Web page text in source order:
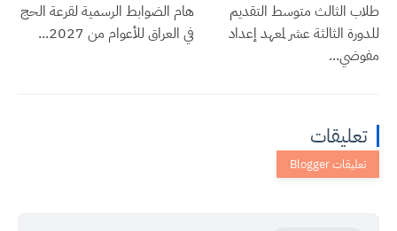
طلاب الثالث متوسط التقديم
للدورة الثالثة عشر لمعهد إعداد
مفوضي...
هام الضوابط الرسمية لقرعة الحج
في العراق للأعوام من 2027...
تعليقات